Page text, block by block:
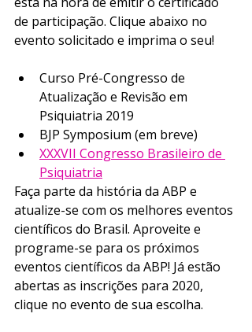
de participação. Clique abaixo no
evento solicitado e imprima o seu!
Curso Pré-Congresso de
Atualização e Revisão em
Psiquiatria 2019
BJP Symposium (em breve)
XXXVII Congresso Brasileiro de
Psiquiatria
Faça parte da história da ABP e
atualize-se com os melhores eventos
científicos do Brasil. Aproveite e
programe-se para os próximos
eventos científicos da ABP! Já estão
abertas as inscrições para 2020,
clique no evento de sua escolha.